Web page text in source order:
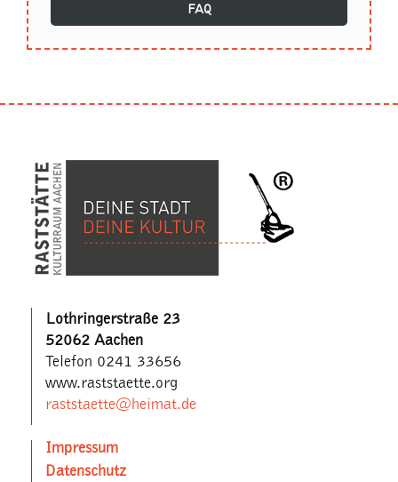
FAQ
Lothringerstraße 23
52062 Aachen
Telefon 0241 33656
www.raststaette.org
raststaette@heimat.de
Impressum
Datenschutz